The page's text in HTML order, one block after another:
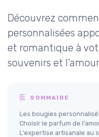
Découvrez
personnalisées
et romantique à
souvenirs et
SOMMAIRE
Les bougies
Choisir le parfum de
L'expertise artisanale au